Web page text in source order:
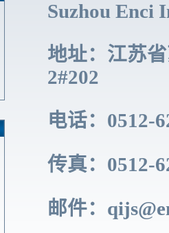
Suzhou Enci
地址：江苏
2#202
电话：0512-
传真：0512-
邮件：